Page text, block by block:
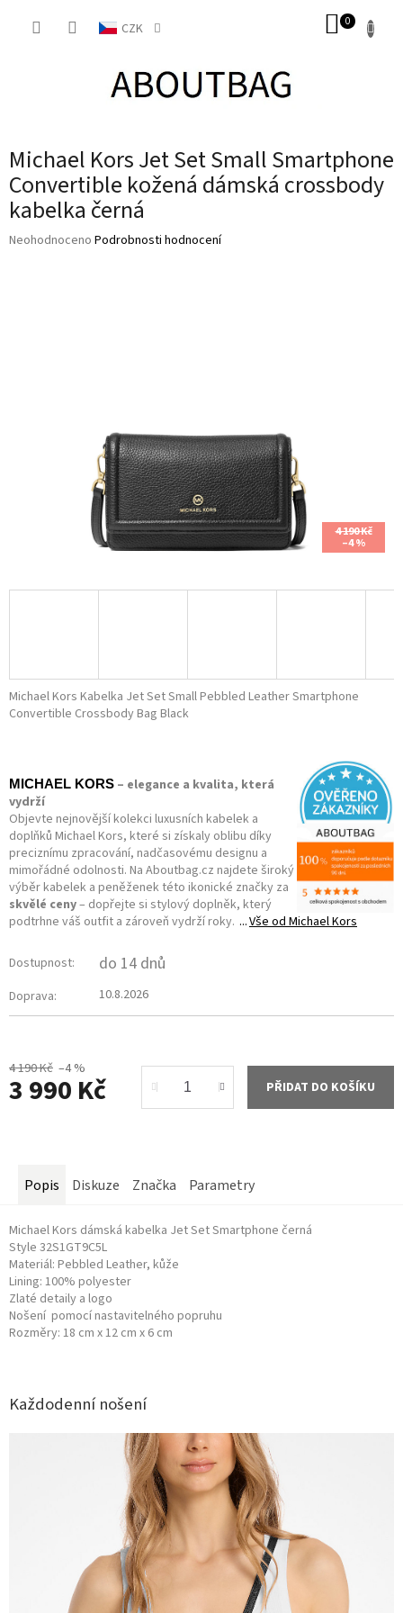
CZK
Michael Kors Jet Set Small Smartphone
Convertible kožená dámská crossbody
kabelka černá
Průměrné
Neohodnoceno Podrobnosti hodnocení
4 190 Kč
–4 %
Michael Kors Kabelka Jet Set Small Pebbled Leather Smartphone
Convertible Crossbody Bag Black
4 190 Kč –4 %
3 990 Kč PŘIDAT DO KOŠÍKU
MICHAEL KORS – elegance a kvalita, která
vydrží
Objevte nejnovější kolekci luxusních kabelek a
doplňků Michael Kors, které si získaly oblibu díky
preciznímu zpracování, nadčasovému designu a
mimořádné odolnosti. Na Aboutbag.cz najdete široký
výběr kabelek a peněženek této ikonické značky za
skvělé ceny– dopřejte si stylový doplněk, který
podtrhne váš outfit a zároveň vydrží roky.
Vše odMichael Kors
Dostupnost: do 14 dnů
Doprava: 10.8.2026
Popis Diskuze Značka Parametry
Michael Kors dámská kabelka Jet Set Smartphone černá
Style 32S1GT9C5L
Materiál: Pebbled Leather, kůže
Lining: 100% polyester
Zlaté detaily a logo
Nošení pomocí nastavitelného popruhu
Rozměry: 18 cm x 12 cm x 6 cm
Každodenní nošení